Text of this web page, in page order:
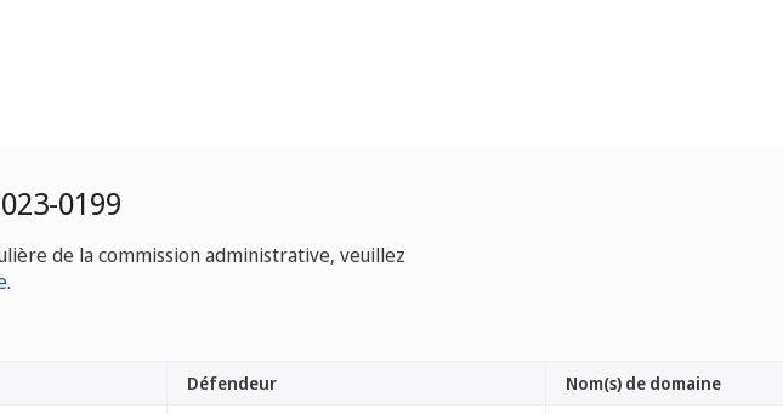
0199
de la commission administrative, veuillez
.
Défendeur Nom(s) de domaine